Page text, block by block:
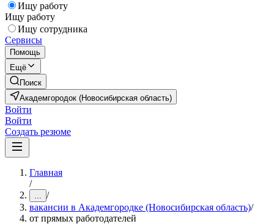
Ищу работу
Ищу работу
Ищу сотрудника
Сервисы
Помощь
Ещё
Поиск
Академгородок (Новосибирская область)
Войти
Войти
Создать резюме
Главная
/
... /
вакансии в Академгородке (Новосибирская область)/
от прямых работодателей